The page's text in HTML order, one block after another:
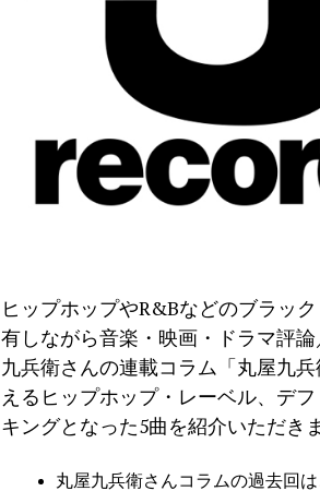
ヒップホップやR&Bなどのブラッ
有しながら音楽・映画・ドラマ評
九兵衛さんの連載コラム「丸屋九
えるヒップホップ・レーベル、デ
キングとなった5曲を紹介いただき
丸屋九兵衛さんコラムの過去回は